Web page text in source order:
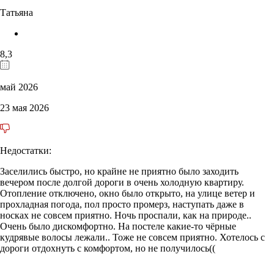
Татьяна
8,3
май 2026
23 мая 2026
Недостатки:
Заселились быстро, но крайне не приятно было заходить
вечером после долгой дороги в очень холодную квартиру.
Отопление отключено, окно было открыто, на улице ветер и
прохладная погода, пол просто промерз, наступать даже в
носках не совсем приятно. Ночь проспали, как на природе..
Очень было дискомфортно. На постеле какие-то чёрные
кудрявые волосы лежали.. Тоже не совсем приятно. Хотелось с
дороги отдохнуть с комфортом, но не получилось((